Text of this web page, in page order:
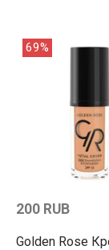
69%
200 RUB
Golden Rose